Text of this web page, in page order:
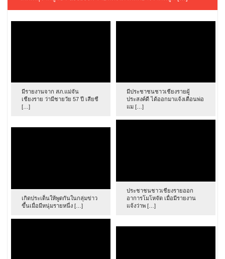
มีรายงานจาก สภ.แม่จัน
เชียงราย ว่ามีชายวัย 57 ปี เสียชี
[…]
มีประชาชนชาวเชียงรายผู้
ประสงค์ดี ได้ออกมาแจ้งเตือนพ่อ
แม […]
เกิดประเด็นให้พูดกันในกลุ่มข่าว
ขึ้นเมื่อมีหนุ่มรายหนึ่ง […]
ประชาชนชาวเชียงรายออก
อาการโมโหจัด เมื่อมีรายงาน
แจ้งว่าพ […]